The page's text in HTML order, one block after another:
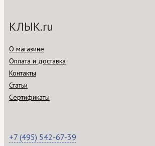
КЛЫК.ru
О магазине
Оплата и доставка
Контакты
Статьи
Сертификаты
+7 (495) 542-67-39